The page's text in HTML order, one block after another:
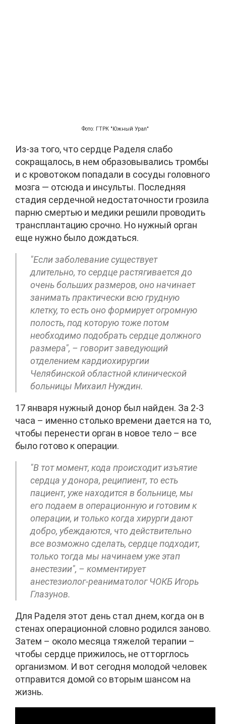
Фото: ГТРК "Южный Урал"
Из-за того, что сердце Раделя слабо
сокращалось, в нем образовывались тромбы
и с кровотоком попадали в сосуды головного
мозга — отсюда и инсульты. Последняя
стадия сердечной недостаточности грозила
парню смертью и медики решили проводить
трансплантацию срочно. Но нужный орган
еще нужно было дождаться.
"Если заболевание существует
длительно, то сердце растягивается до
очень больших размеров, оно начинает
занимать практически всю грудную
клетку, то есть оно формирует огромную
полость, под которую тоже потом
необходимо подобрать сердце должного
размера", – говорит заведующий
отделением кардиохирургии
Челябинской областной клинической
больницы Михаил Нуждин.
17 января нужный донор был найден. За 2-3
часа – именно столько времени дается на то,
чтобы перенести орган в новое тело – все
было готово к операции.
"В тот момент, кода происходит изъятие
сердца у донора, реципиент, то есть
пациент, уже находится в больнице, мы
его подаем в операционную и готовим к
операции, и только когда хирурги дают
добро, убеждаются, что действительно
все возможно сделать, сердце подходит,
только тогда мы начинаем уже этап
анестезии", – комментирует
анестезиолог-реаниматолог ЧОКБ Игорь
Глазунов.
Для Раделя этот день стал днем, когда он в
стенах операционной словно родился заново.
Затем – около месяца тяжелой терапии –
чтобы сердце прижилось, не отторглось
организмом. И вот сегодня молодой человек
отправится домой со вторым шансом на
жизнь.